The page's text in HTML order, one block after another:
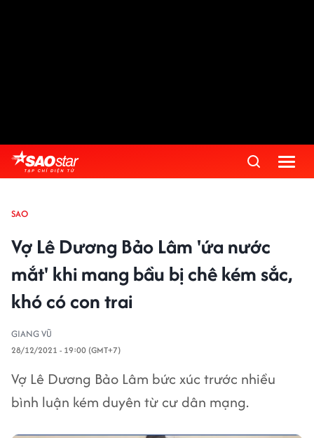
SAO
Vợ Lê Dương Bảo Lâm 'ứa nước
mắt' khi mang bầu bị chê kém sắc,
khó có con trai
GIANG VŨ
28/12/2021 - 19:00 (GMT+7)
Vợ Lê Dương Bảo Lâm bức xúc trước nhiều
bình luận kém duyên từ cư dân mạng.